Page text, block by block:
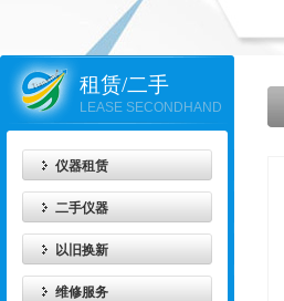
租赁/二手
LEASE SECONDHAND
仪器租赁
二手仪器
以旧换新
维修服务